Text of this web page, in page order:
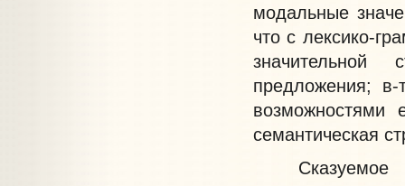
модальные
что с лексико-
значительной
предложения; в-
возможностями
семантическая
Сказуемое